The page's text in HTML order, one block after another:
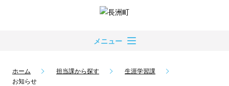
メニュー
ホーム 担当課から探す
生涯学習課
お知らせ